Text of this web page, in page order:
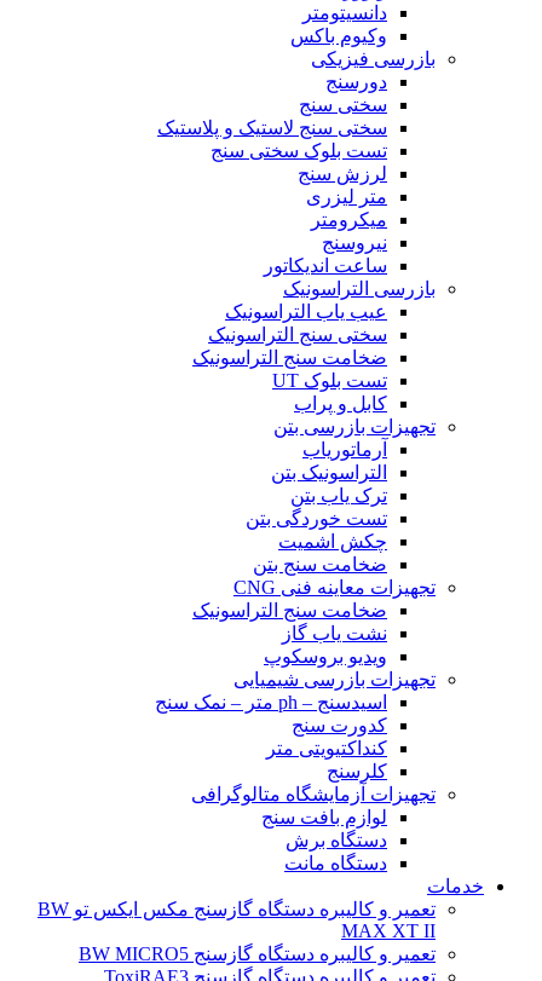
دانسیتومتر
وکیوم باکس
بازرسی فیزیکی
دورسنج
سختی سنج
سختی سنج لاستیک و پلاستیک
تست بلوک سختی سنج
لرزش سنج
متر لیزری
میکرومتر
نیروسنج
ساعت اندیکاتور
بازرسی التراسونیک
عیب یاب التراسونیک
سختی سنج التراسونیک
ضخامت سنج التراسونیک
تست بلوک UT
کابل و پراب
تجهیزات بازرسی بتن
آرماتوریاب
التراسونیک بتن
ترک یاب بتن
تست خوردگی بتن
چکش اشمیت
ضخامت سنج بتن
تجهیزات معاینه فنی CNG
ضخامت سنج التراسونیک
نشت یاب گاز
ویدیو بروسکوپ
تجهیزات بازرسی شیمیایی
اسیدسنج – ph متر – نمک سنج
کدورت سنج
کنداکتیویتی متر
کلرسنج
تجهیزات آزمایشگاه متالوگرافی
لوازم بافت سنج
دستگاه برش
دستگاه مانت
خدمات
تعمیر و کالیبره دستگاه گازسنج مکس ایکس تو BW
MAX XT II
تعمیر و کالیبره دستگاه گازسنج BW MICRO5
تعمیر و کالیبره دستگاه گازسنج ToxiRAE3